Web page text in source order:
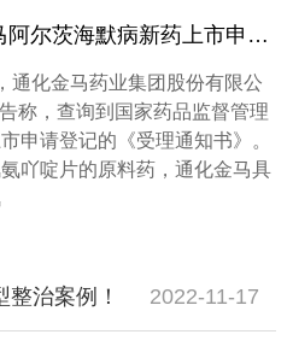
通化金马阿尔茨海默病新药上市申请获受理
通化金马药业集团股份有限公
称，查询到国家药品监督管理
申请登记的《受理通知书》。
吖啶片的原料药，通化金马具
治案例！ 2022-11-17